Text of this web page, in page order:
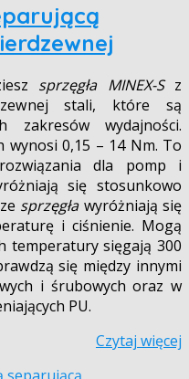
sprzęgła MINEX-Sz
stali, które są
zakresów wydajności.
0,15 – 14 Nm. To
dla pomp i
się stosunkowo
sprzęgławyróżniają się
i ciśnienie. Mogą
temperatury sięgają 300
się między innymi
i śrubowych oraz w
PU.
Czytaj więcej